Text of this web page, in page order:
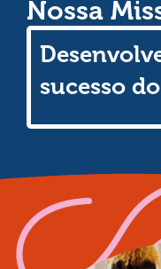
Nossa
sucesso